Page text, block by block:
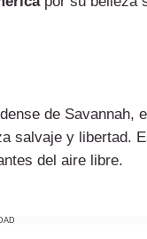
de Savannah,
salvaje y libertad.
del aire libre.